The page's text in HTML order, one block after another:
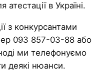
в Україні.
з конкурсантами
093 857-03-88 або
ми телефонуємо
деякі нюанси.